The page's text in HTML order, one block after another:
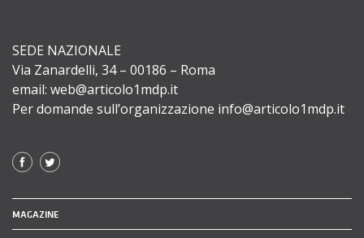
SEDE NAZIONALE
Via Zanardelli, 34 – 00186 – Roma
email: web@articolo1mdp.it
Per domande sull’organizzazione info@articolo1mdp.it
MAGAZINE